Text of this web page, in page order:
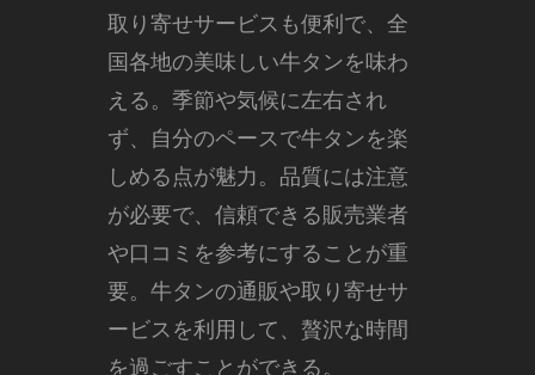
取り寄せサービスも便利で、全
国各地の美味しい牛タンを味わ
える。季節や気候に左右され
ず、自分のペースで牛タンを楽
しめる点が魅力。品質には注意
が必要で、信頼できる販売業者
や口コミを参考にすることが重
要。牛タンの通販や取り寄せサ
ービスを利用して、贅沢な時間
を過ごすことができる。